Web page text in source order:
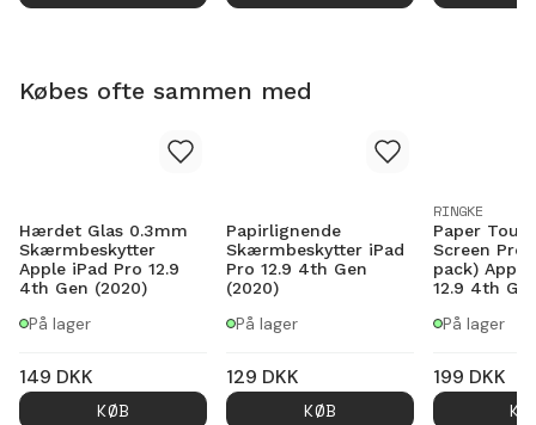
Købes ofte sammen med
Hærdet Glas 0.3mm
Skærmbeskytter
Apple iPad Pro 12.9
4th Gen (2020)
På lager
149 DKK
KØB
Papirlignende
Skærmbeskytter iPad
Pro 12.9 4th Gen
(2020)
På lager
129 DKK
KØB
RINGKE
Paper
Screen
pack)
12.9 4th
På lager
199 DKK